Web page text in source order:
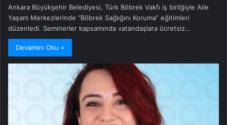
Ankara Büyükşehir Belediyesi, Türk Böbrek Vakfı iş birliğiyle Aile
Yaşam Merkezlerinde “Böbrek Sağlığını Koruma” eğitimleri
düzenledi. Seminerler kapsamında vatandaşlara ücretsiz…
Devamını Oku »